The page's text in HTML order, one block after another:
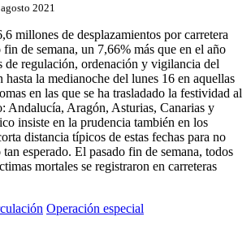
2021
millones de desplazamientos por carretera
de semana, un 7,66% más que en el año
de regulación, ordenación y vigilancia del
hasta la medianoche del lunes 16 en aquellas
en las que se ha trasladado la festividad al
Andalucía, Aragón, Asturias, Canarias y
insiste en la prudencia también en los
distancia típicos de estas fechas para no
tan esperado. El pasado fin de semana, todos
mortales se registraron en carreteras
Operación especial